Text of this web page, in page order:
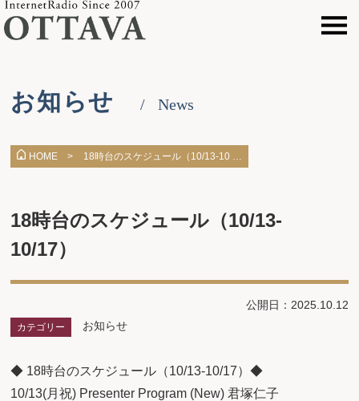
お知らせ News
HOME > 18時台のスケジュール（10/13-10 …
18時台のスケジュール（10/13-
10/17）
公開日：2025.10.12
カテゴリー お知らせ
◆ 18時台のスケジュール（10/13-10/17）◆
10/13(月祝) Presenter Program (New) 君塚仁子